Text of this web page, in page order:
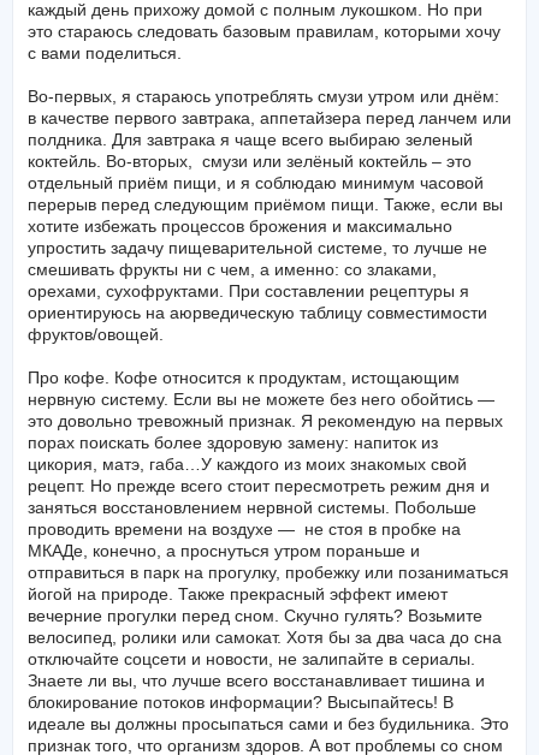
каждый день прихожу домой с полным лукошком. Но при
это стараюсь следовать базовым правилам, которыми хочу
с вами поделиться.
Во-первых, я стараюсь употреблять смузи утром или днём:
в качестве первого завтрака, аппетайзера перед ланчем или
полдника. Для завтрака я чаще всего выбираю зеленый
коктейль. Во-вторых, смузи или зелёный коктейль – это
отдельный приём пищи, и я соблюдаю минимум часовой
перерыв перед следующим приёмом пищи. Также, если вы
хотите избежать процессов брожения и максимально
упростить задачу пищеварительной системе, то лучше не
смешивать фрукты ни с чем, а именно: со злаками,
орехами, сухофруктами. При составлении рецептуры я
ориентируюсь на аюрведическую таблицу совместимости
фруктов/овощей.
Про кофе. Кофе относится к продуктам, истощающим
нервную систему. Если вы не можете без него обойтись —
это довольно тревожный признак. Я рекомендую на первых
порах поискать более здоровую замену: напиток из
цикория, матэ, габа…У каждого из моих знакомых свой
рецепт. Но прежде всего стоит пересмотреть режим дня и
заняться восстановлением нервной системы. Побольше
проводить времени на воздухе — не стоя в пробке на
МКАДе, конечно, а проснуться утром пораньше и
отправиться в парк на прогулку, пробежку или позаниматься
йогой на природе. Также прекрасный эффект имеют
вечерние прогулки перед сном. Скучно гулять? Возьмите
велосипед, ролики или самокат. Хотя бы за два часа до сна
отключайте соцсети и новости, не залипайте в сериалы.
Знаете ли вы, что лучше всего восстанавливает тишина и
блокирование потоков информации? Высыпайтесь! В
идеале вы должны просыпаться сами и без будильника. Это
признак того, что организм здоров. А вот проблемы со сном